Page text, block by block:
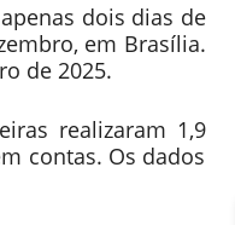
dois dias de
em Brasília.
de 2025.
realizaram 1,9
contas. Os dados